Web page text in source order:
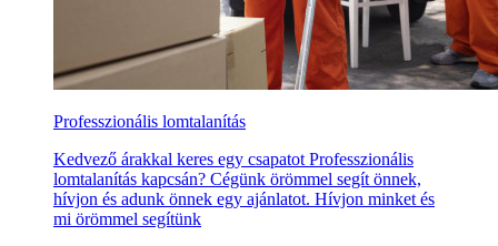
Professzionális lomtalanítás
Kedvező árakkal keres egy csapatot Professzionális
lomtalanítás kapcsán? Cégünk örömmel segít önnek,
hívjon és adunk önnek egy ajánlatot. Hívjon minket és
mi örömmel segítünk